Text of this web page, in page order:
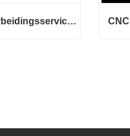
CNC metallbearbeidingsservice Maskinerte aluminiumsdeler